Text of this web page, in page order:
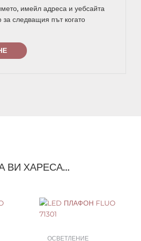
имейл адреса и уебсайта
за следващия път когато
ХАРЕСА…
ОСВЕТЛЕНИЕ